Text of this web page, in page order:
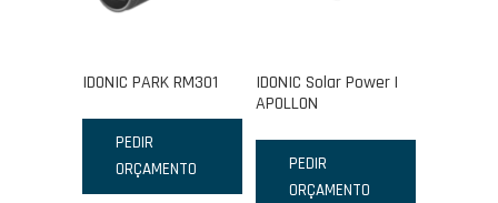
IDONIC PARK RM301
PEDIR
ORÇAMENTO
IDONIC Solar Power |
APOLLON
PEDIR
ORÇAMENTO